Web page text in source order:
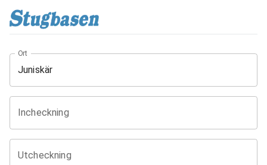
Ort
Incheckning
Utcheckning